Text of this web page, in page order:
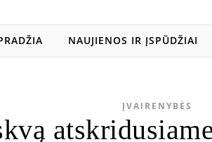
NAUJIENOS IR ĮSPŪDŽIAI
ĮVAIRENYBĖS